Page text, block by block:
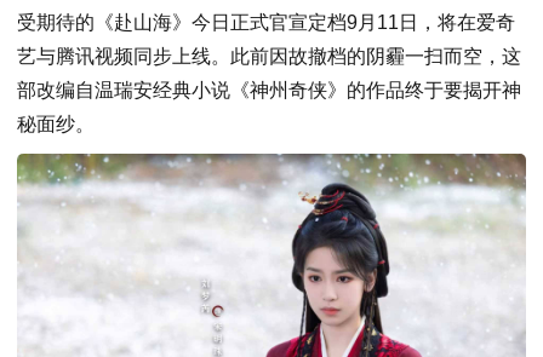
受期待的《赴山海》今日正式官宣定档9月11日，将在爱奇
艺与腾讯视频同步上线。此前因故撤档的阴霾一扫而空，这
部改编自温瑞安经典小说《神州奇侠》的作品终于要揭开神
秘面纱。